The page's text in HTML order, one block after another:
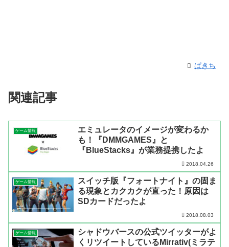
ぱきち
関連記事
ゲーム情報
エミュレータのイメージが変わるか
も！『DMMGAMES』と
『BlueStacks』が業務提携したよ
2018.04.26
ゲーム情報
スイッチ版『フォートナイト』の固ま
る現象とカクカクが直った！原因は
SDカードだったよ
2018.08.03
ゲーム情報
シャドウバースの公式ツイッターがよ
くリツイートしているMirrativ(ミラテ